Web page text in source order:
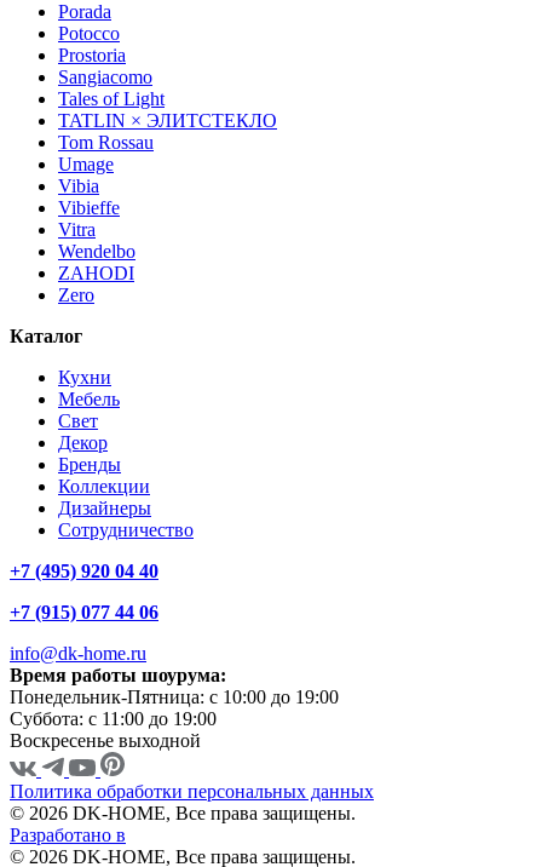
Porada
Potocco
Prostoria
Sangiacomo
Tales of Light
TATLIN × ЭЛИТСТЕКЛО
Tom Rossau
Umage
Vibia
Vibieffe
Vitra
Wendelbo
ZAHODI
Zero
Каталог
Кухни
Мебель
Свет
Декор
Бренды
Коллекции
Дизайнеры
Сотрудничество
+7 (495) 920 04 40
+7 (915) 077 44 06
info@dk-home.ru
Время работы шоурума:
Понедельник-Пятница: c 10:00 до 19:00
Суббота: c 11:00 до 19:00
Воскресенье выходной
Политика обработки персональных данных
© 2026 DK-HOME, Все права защищены.
Разработано в
© 2026 DK-HOME, Все права защищены.